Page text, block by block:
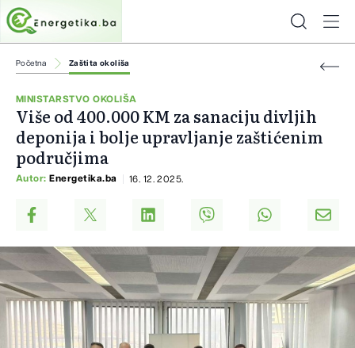
Početna Zaštita okoliša
MINISTARSTVO OKOLIŠA
Više od 400.000 KM za sanaciju divljih
deponija i bolje upravljanje zaštićenim
područjima
Autor: Energetika.ba 16. 12. 2025.